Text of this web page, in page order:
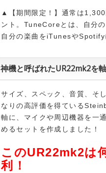
▲【期間限定！】通常は
ント。TuneCoreとは、自分
自分の楽曲をiTunesやSpotify
神機と呼ばれたUR22mk2を
サイズ、スペック、音質、そ
なりの高評価を得ている
軸に、マイクや周辺機器を一
めるセットを作成しました！
このUR22mk2は
利！